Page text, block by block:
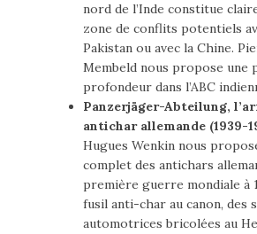
nord de l’Inde constitue
zone de conflits potentiels
Pakistan ou avec la Chine.
Membeld nous propose une
profondeur dans l’ABC
Panzerjäger-Abteilung,
antichar allemande (1939-
Hugues Wenkin nous
complet des antichars
première guerre mondiale à
fusil anti-char au canon, des
automotrices bricolées au